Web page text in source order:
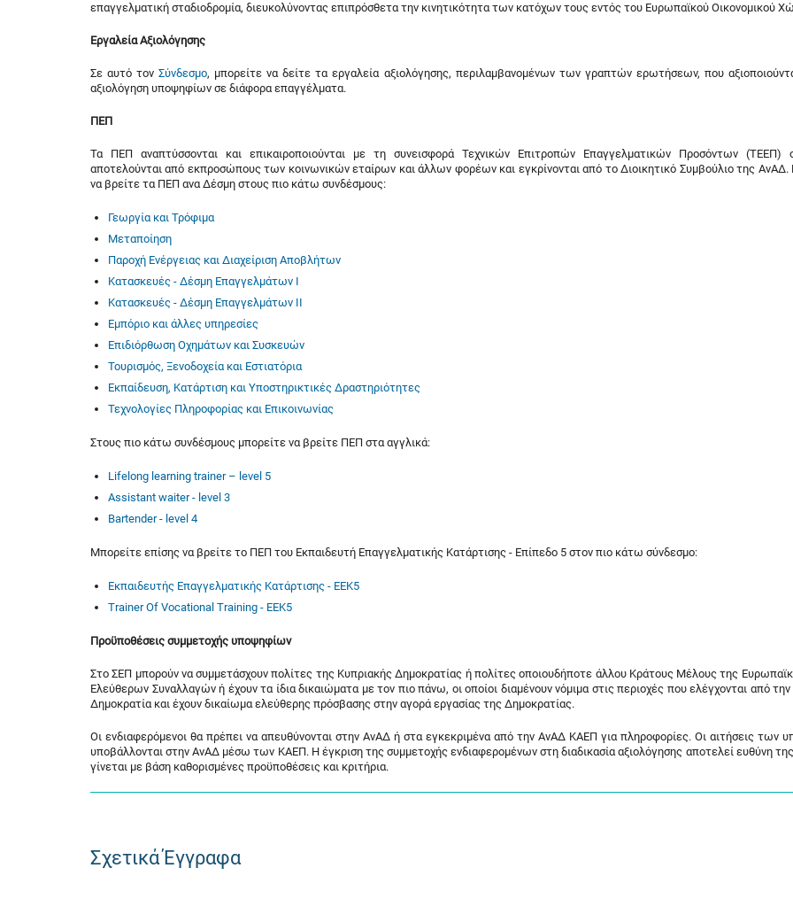
επαγγελματική σταδιοδρομία, διευκολύνοντας επιπρόσθετα την κινητικότητα των κατόχων τους εντός του Ευρωπαϊκού Οικονομικού
Εργαλεία Αξιολόγησης
Σε αυτό τονΣύνδεσμο, μπορείτε να δείτε τα εργαλεία αξιολόγησης, περιλαμβανομένων των γραπτών ερωτήσεων, που
αξιολόγηση υποψηφίων σε διάφορα επαγγέλματα.
ΠΕΠ
Τα ΠΕΠ αναπτύσσονται και επικαιροποιούνται με τη συνεισφορά Τεχνικών Επιτροπών Επαγγελματικών Προσόντων (ΤΕΕΠ)
αποτελούνται από εκπροσώπους των κοινωνικών εταίρων και άλλων φορέων και εγκρίνονται από το Διοικητικό Συμβούλιο της
να βρείτε τα ΠΕΠ ανα Δέσμη στους πιο κάτω συνδέσμους:
Γεωργία και Τρόφιμα
Μεταποίηση
Παροχή Ενέργειας και Διαχείριση Αποβλήτων
Κατασκευές - Δέσμη Επαγγελμάτων Ι
Κατασκευές - Δέσμη Επαγγελμάτων ΙΙ
Εμπόριο και άλλες υπηρεσίες
Επιδιόρθωση Οχημάτων και Συσκευών
Τουρισμός, Ξενοδοχεία και Εστιατόρια
Εκπαίδευση, Κατάρτιση και Υποστηρικτικές Δραστηριότητες
Τεχνολογίες Πληροφορίας και Επικοινωνίας
Στους πιο κάτω συνδέσμους μπορείτε να βρείτε ΠΕΠ στα αγγλικά:
Lifelong learning trainer – level 5
Assistant waiter - level 3
Bartender - level 4
Μπορείτε επίσης να βρείτε το ΠΕΠ του Εκπαιδευτή Επαγγελματικής Κατάρτισης - Επίπεδο 5 στον πιο κάτω σύνδεσμο:
Εκπαιδευτής Επαγγελματικής Κατάρτισης - ΕΕΚ5
Trainer Of Vocational Training - EEK5
Προϋποθέσεις συμμετοχής υποψηφίων
Στο ΣΕΠ μπορούν να συμμετάσχουν πολίτες της Κυπριακής Δημοκρατίας ή πολίτες οποιουδήποτε άλλου Κράτους Μέλους της
Ελεύθερων Συναλλαγών ή έχουν τα ίδια δικαιώματα με τον πιο πάνω, οι οποίοι διαμένουν νόμιμα στις περιοχές που ελέγχονται από
Δημοκρατία και έχουν δικαίωμα ελεύθερης πρόσβασης στην αγορά εργασίας της Δημοκρατίας.
Οι ενδιαφερόμενοι θα πρέπει να απευθύνονται στην ΑνΑΔ ή στα εγκεκριμένα από την ΑνΑΔ ΚΑΕΠ για πληροφορίες. Οι αιτήσεις των
υποβάλλονται στην ΑνΑΔ μέσω των ΚΑΕΠ. Η έγκριση της συμμετοχής ενδιαφερομένων στη διαδικασία αξιολόγησης αποτελεί ευθύνη
γίνεται με βάση καθορισμένες προϋποθέσεις και κριτήρια.
Σχετικά Έγγραφα